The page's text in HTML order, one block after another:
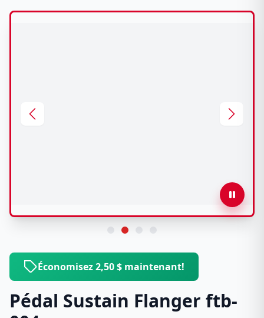
Économisez 2,50 $ maintenant!
Pédal Sustain Flanger ftb-